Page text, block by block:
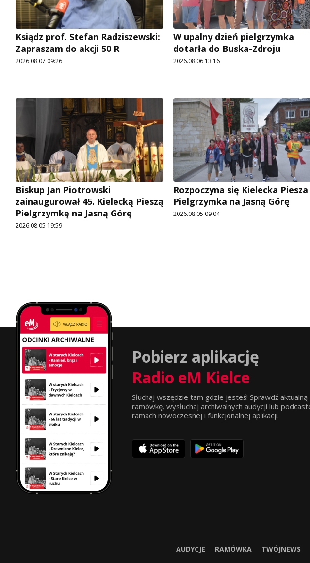
Ksiądz prof. Stefan Radziszewski:
Zapraszam do akcji 50 R
2026.08.07 09:26
W upalny dzień pielgrzymka
dotarła do Buska-Zdroju
2026.08.06 13:16
Biskup Jan Piotrowski
zainaugurował 45. Kielecką Pieszą
Pielgrzymkę na Jasną Górę
2026.08.05 19:59
Rozpoczyna się Kielecka Piesza
Pielgrzymka na Jasną Górę
2026.08.05 09:04
Pobierz aplikację
Radio eM Kielce
Słuchaj wszędzie tam gdzie jesteś! Sprawdź aktualną
ramówkę, wysłuchaj archiwalnych audycji lub
ramach nowoczesnej i funkcjonalnej aplikacji.
AUDYCJE RAMÓWKA TWÓJNEWS